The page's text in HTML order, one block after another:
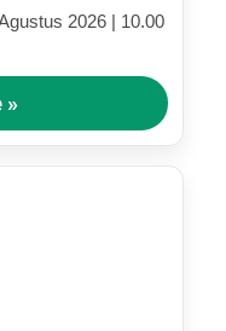
2026 | 10.00
»